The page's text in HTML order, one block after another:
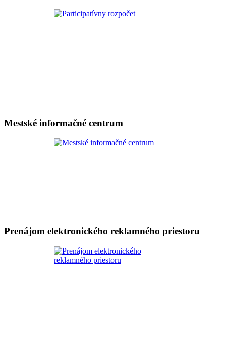
Mestské informačné centrum
Prenájom elektronického reklamného priestoru